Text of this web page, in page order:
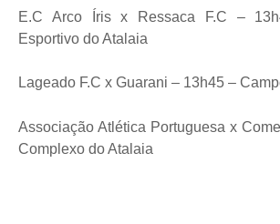
E.C Arco Íris x Ressaca F.C –
Esportivo do Atalaia
Lageado F.C x Guarani – 13h45 –
Associação Atlética Portuguesa x
Complexo do Atalaia